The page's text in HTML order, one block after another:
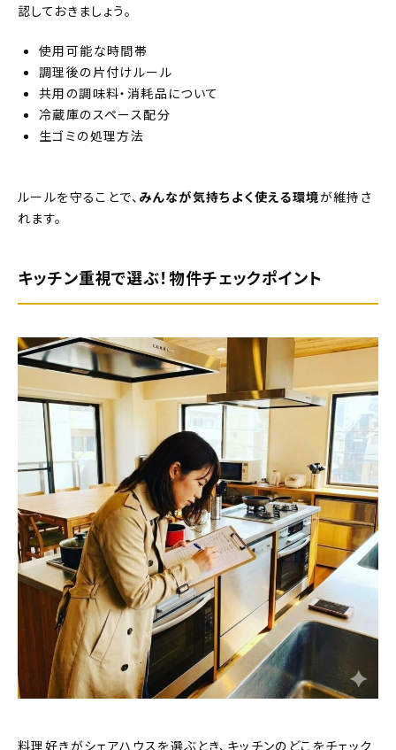
認しておきましょう。
使用可能な時間帯
調理後の片付けルール
共用の調味料・消耗品について
冷蔵庫のスペース配分
生ゴミの処理方法
ルールを守ることで、 みんなが気持ちよく使える環境が維持さ
れます。
キッチン重視で選ぶ！物件チェックポイント
料理好きがシェアハウスを選ぶとき、キッチンのどこをチェック